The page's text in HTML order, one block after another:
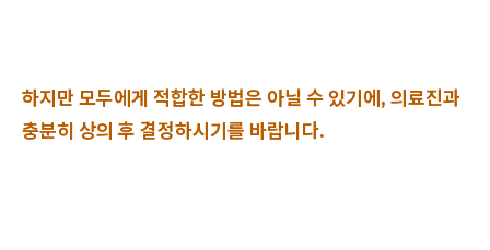
하지만 모두에게 적합한 방법은 아닐 수 있기에, 의료진과
충분히 상의 후 결정하시기를 바랍니다.